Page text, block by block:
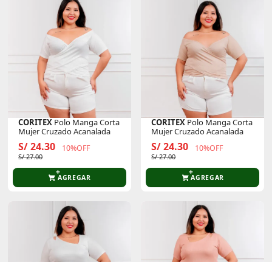
CORITEX Polo Manga Corta
Mujer Cruzado Acanalada
S/ 24.30 10%OFF
S/ 27.00
AGREGAR
CORITEX Polo Manga Corta
Mujer Cruzado Acanalada
S/ 24.30 10%OFF
S/ 27.00
AGREGAR